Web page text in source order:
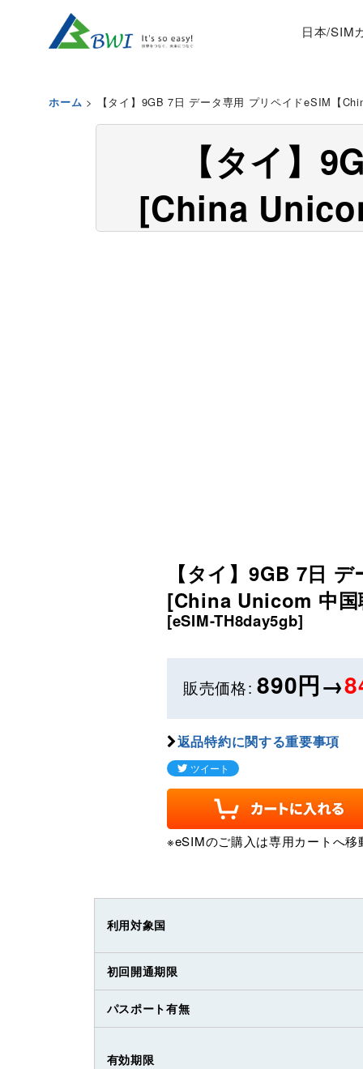
日本/SIM
ホーム > 【タイ】9GB 7日 データ専用 プリペイドeSIM【
【タイ】
[China
【タイ】9GB 7日
[China Unicom 中国
[eSIM-TH8day5gb]
販売価格: 890円→
返品特約に関する重要事項
※eSIMのご購入は専用カートへ移
利用対象国
初回開通期限
パスポート有無
有効期限